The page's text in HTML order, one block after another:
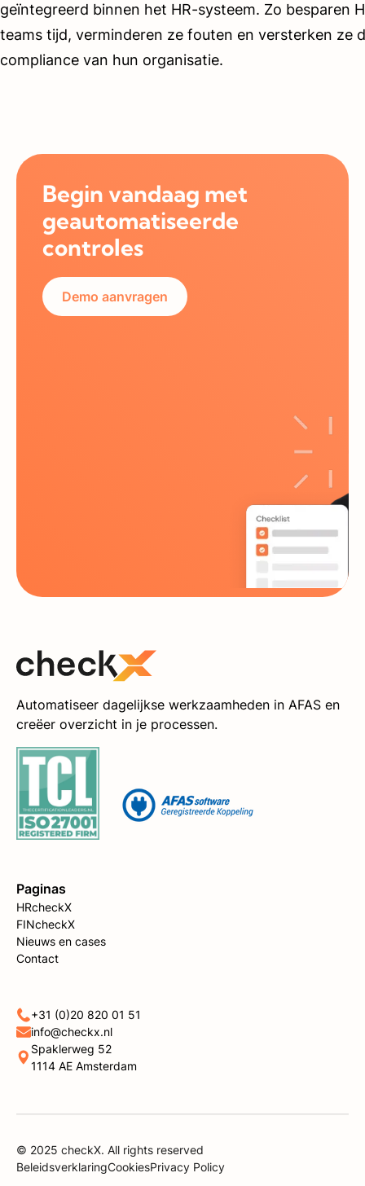
geïntegreerd binnen het HR-systeem. Zo besparen
teams tijd, verminderen ze fouten en versterken ze
compliance van hun organisatie.
Begin vandaag met
geautomatiseerde
controles
Demo aanvragen
Automatiseer dagelijkse werkzaamheden in AFAS en
creëer overzicht in je processen.
Paginas
HRcheckX
FINcheckX
Nieuws en cases
Contact
+31 (0)20 820 01 51
info@checkx.nl
Spaklerweg 52
1114 AE Amsterdam
© 2025 checkX. All rights reserved
BeleidsverklaringCookiesPrivacy Policy